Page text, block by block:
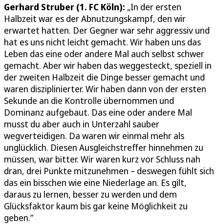
Gerhard Struber (1. FC Köln): „In der ersten
Halbzeit war es der Abnutzungskampf, den wir
erwartet hatten. Der Gegner war sehr aggressiv und
hat es uns nicht leicht gemacht. Wir haben uns das
Leben das eine oder andere Mal auch selbst schwer
gemacht. Aber wir haben das weggesteckt, speziell in
der zweiten Halbzeit die Dinge besser gemacht und
waren disziplinierter. Wir haben dann von der ersten
Sekunde an die Kontrolle übernommen und
Dominanz aufgebaut. Das eine oder andere Mal
musst du aber auch in Unterzahl sauber
wegverteidigen. Da waren wir einmal mehr als
unglücklich. Diesen Ausgleichstreffer hinnehmen zu
müssen, war bitter. Wir waren kurz vor Schluss nah
dran, drei Punkte mitzunehmen – deswegen fühlt sich
das ein bisschen wie eine Niederlage an. Es gilt,
daraus zu lernen, besser zu werden und dem
Glücksfaktor kaum bis gar keine Möglichkeit zu
geben.”